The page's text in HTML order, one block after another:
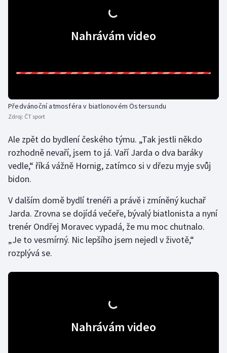
Nahrávám video
Předvánoční atmosféra v biatlonovém Östersundu
Zdroj: ČT sport
Ale zpět do bydlení českého týmu. „Tak jestli někdo
rozhodně nevaří, jsem to já. Vaří Jarda o dva baráky
vedle,“ říká vážně Hornig, zatímco si v dřezu myje svůj
bidon.
V dalším domě bydlí trenéři a právě i zmíněný kuchař
Jarda. Zrovna se dojídá večeře, bývalý biatlonista a nyní
trenér Ondřej Moravec vypadá, že mu moc chutnalo.
„Je to vesmírný. Nic lepšího jsem nejedl v životě,“
rozplývá se.
Nahrávám video